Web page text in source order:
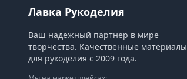
Лавка Рукоделия
Ваш надежный партнер в мире
творчества. Качественные материалы
для рукоделия с 2009 года.